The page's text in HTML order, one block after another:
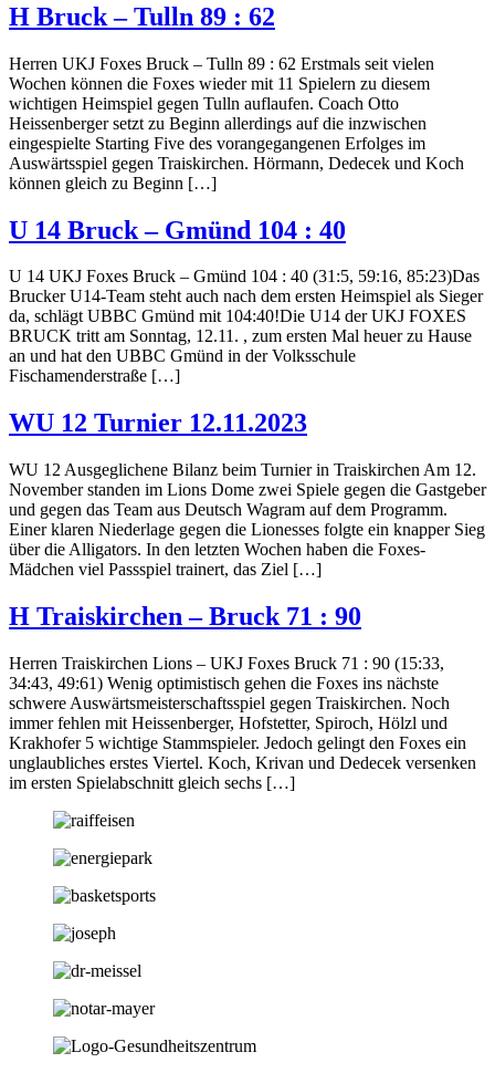
H Bruck – Tulln 89 : 62
Herren UKJ Foxes Bruck – Tulln 89 : 62 Erstmals seit vielen
Wochen können die Foxes wieder mit 11 Spielern zu diesem
wichtigen Heimspiel gegen Tulln auflaufen. Coach Otto
Heissenberger setzt zu Beginn allerdings auf die inzwischen
eingespielte Starting Five des vorangegangenen Erfolges im
Auswärtsspiel gegen Traiskirchen. Hörmann, Dedecek und Koch
können gleich zu Beginn […]
U 14 Bruck – Gmünd 104 : 40
U 14 UKJ Foxes Bruck – Gmünd 104 : 40 (31:5, 59:16, 85:23)Das
Brucker U14-Team steht auch nach dem ersten Heimspiel als Sieger
da, schlägt UBBC Gmünd mit 104:40!Die U14 der UKJ FOXES
BRUCK tritt am Sonntag, 12.11. , zum ersten Mal heuer zu Hause
an und hat den UBBC Gmünd in der Volksschule
Fischamenderstraße […]
WU 12 Turnier 12.11.2023
WU 12 Ausgeglichene Bilanz beim Turnier in Traiskirchen Am 12.
November standen im Lions Dome zwei Spiele gegen die Gastgeber
und gegen das Team aus Deutsch Wagram auf dem Programm.
Einer klaren Niederlage gegen die Lionesses folgte ein knapper Sieg
über die Alligators. In den letzten Wochen haben die Foxes-
Mädchen viel Passspiel trainert, das Ziel […]
H Traiskirchen – Bruck 71 : 90
Herren Traiskirchen Lions – UKJ Foxes Bruck 71 : 90 (15:33,
34:43, 49:61) Wenig optimistisch gehen die Foxes ins nächste
schwere Auswärtsmeisterschaftsspiel gegen Traiskirchen. Noch
immer fehlen mit Heissenberger, Hofstetter, Spiroch, Hölzl und
Krakhofer 5 wichtige Stammspieler. Jedoch gelingt den Foxes ein
unglaubliches erstes Viertel. Koch, Krivan und Dedecek versenken
im ersten Spielabschnitt gleich sechs […]